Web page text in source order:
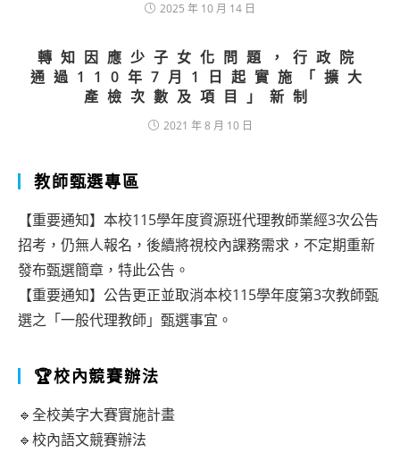
2025 年 10 月 14 日
轉知因應少子女化問題，行政院
通過110年7月1日起實施「擴大
產檢次數及項目」新制
2021 年 8 月 10 日
教師甄選專區
【重要通知】本校115學年度資源班代理教師業經3次公告
招考，仍無人報名，後續將視校內課務需求，不定期重新
發布甄選簡章，特此公告。
【重要通知】公告更正並取消本校115學年度第3次教師甄
選之「一般代理教師」甄選事宜。
🏆校內競賽辦法
🔹全校美字大賽實施計畫
🔹校內語文競賽辦法